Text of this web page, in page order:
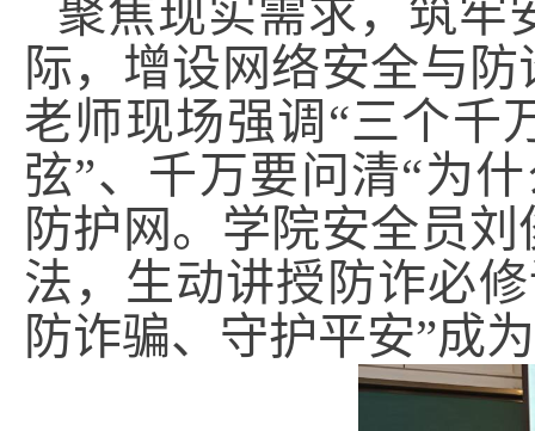
聚焦现实需求，筑牢
际，增设网络安全与
老师现场强调“三个千
弦”、千万要问清“为
防护网。学院安全员
法，生动讲授防诈必
防诈骗、守护平安”成